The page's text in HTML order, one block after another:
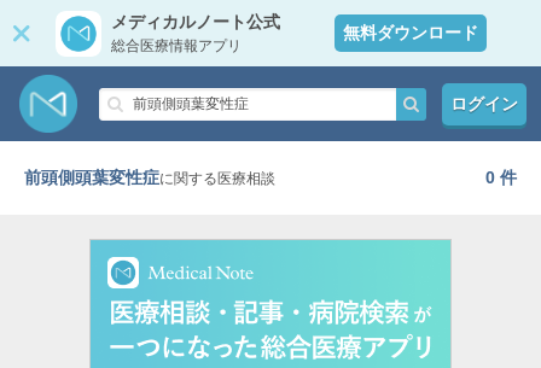
メディカルノート公式
総合医療情報アプリ
無料ダウンロード
ログイン
前頭側頭葉変性症に関する医療相談 0 件